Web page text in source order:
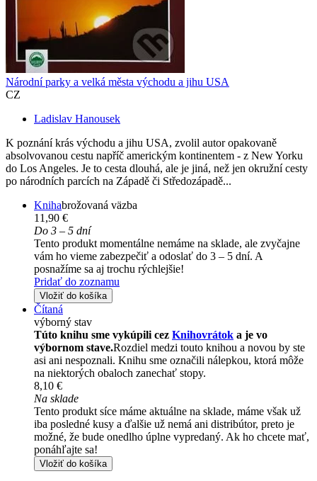
Národní parky a velká města východu a jihu USA
CZ
Ladislav Hanousek
K poznání krás východu a jihu USA, zvolil autor opakovaně
absolvovanou cestu napříč americkým kontinentem - z New Yorku
do Los Angeles. Je to cesta dlouhá, ale je jiná, než jen okružní cesty
po národních parcích na Západě či Středozápadě...
Knihabrožovaná väzba
11,90 €
Do 3 – 5 dní
Tento produkt momentálne nemáme na sklade, ale zvyčajne
vám ho vieme zabezpečiť a odoslať do 3 – 5 dní. A
posnažíme sa aj trochu rýchlejšie!
Pridať do zoznamu
Vložiť do košíka
Čítaná
výborný stav
Túto knihu sme vykúpili cez Knihovrátok a je vo
výbornom stave.Rozdiel medzi touto knihou a novou by ste
asi ani nespoznali. Knihu sme označili nálepkou, ktorá môže
na niektorých obaloch zanechať stopy.
8,10 €
Na sklade
Tento produkt síce máme aktuálne na sklade, máme však už
iba posledné kusy a ďalšie už nemá ani distribútor, preto je
možné, že bude onedlho úplne vypredaný. Ak ho chcete mať,
ponáhľajte sa!
Vložiť do košíka